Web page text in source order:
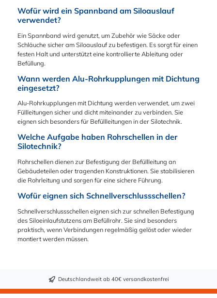
Chemikalienresistent:
Laugen und
Heißwasser (bis
+150°C).
Vorteile auf einen
transparent für die
Lebensmittelindustrie.
Effizient: Ein
Rohrwandstärken.
Staub- und
Luftdichtigkeit für
anspruchsvolle
Hitzebeständig:
(kurzzeitig +250°C).
Wofür wird ein Spannband am Siloauslauf
verwendet?
Ein Spannband wird genutzt, um Zubehör wie Säcke oder
Schläuche sicher am Siloauslauf zu befestigen. Es sorgt für einen
festen Halt und unterstützt eine kontrollierte Ableitung oder
Befüllung.
Wann werden Alu-Rohrkupplungen mit Dichtung
eingesetzt?
Alu-Rohrkupplungen mit Dichtung werden verwendet, um zwei
Füllleitungen sicher und dicht miteinander zu verbinden. Sie
eignen sich besonders für Befüllleitungen in der Silotechnik.
Welche Aufgabe haben Rohrschellen in der
Silotechnik?
Rohrschellen dienen zur Befestigung der Befüllleitung an
Gebäudeteilen oder tragenden Konstruktionen. Sie stabilisieren
die Rohrleitung und sorgen für eine sichere Führung.
Wofür eignen sich Schnellverschlussschellen?
Schnellverschlussschellen eignen sich zur schnellen Befestigung
des Siloeinlaufstutzens am Befüllrohr. Sie sind besonders
praktisch, wenn Verbindungen regelmäßig gelöst oder wieder
montiert werden müssen.
Deutschlandweit ab 40€ versandkostenfrei